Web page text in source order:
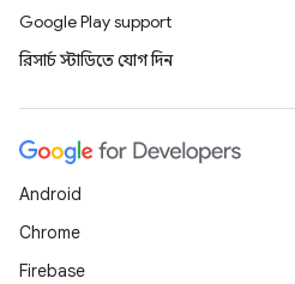
Google Play support
রিসার্চ স্টাডিতে যোগ দিন
Android
Chrome
Firebase